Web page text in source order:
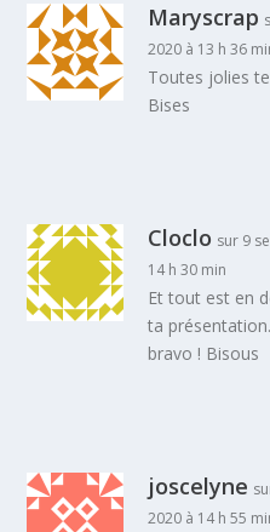
Maryscrap
2020 à 13 h 36
Toutes jolies
Bises
Cloclo sur 9
14 h 30 min
Et tout est en
ta
bravo ! Bisous
joscelyne
2020 à 14 h 55